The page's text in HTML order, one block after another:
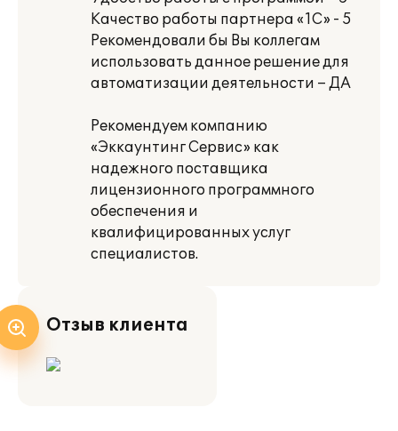
Качество работы партнера «1С» - 5
Рекомендовали бы Вы коллегам
использовать данное решение для
автоматизации деятельности – ДА
Рекомендуем компанию
«Эккаунтинг Сервис» как
надежного поставщика
лицензионного программного
обеспечения и
квалифицированных услуг
специалистов.
Отзыв клиента